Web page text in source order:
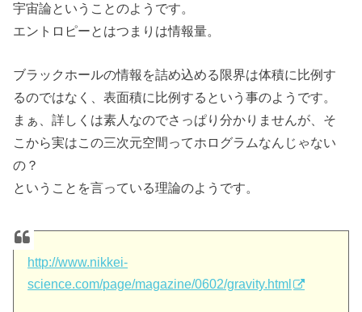
宇宙論ということのようです。
エントロピーとはつまりは情報量。
ブラックホールの情報を詰め込める限界は体積に比例す
るのではなく、表面積に比例するという事のようです。
まぁ、詳しくは素人なのでさっぱり分かりませんが、そ
こから実はこの三次元空間ってホログラムなんじゃない
の？
ということを言っている理論のようです。
http://www.nikkei-
science.com/page/magazine/0602/gravity.html